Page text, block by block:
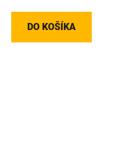
DO KOŠÍKA